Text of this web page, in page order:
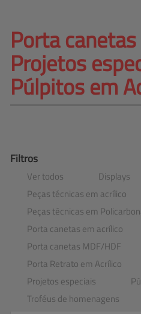
Porta
Projetos
Púlpitos em
Filtros
Ver todos Displays
Peças técnicas em acrílico
Peças técnicas em
Porta canetas em acrílico
Porta canetas MDF​/​HDF
Porta Retrato em Acrílico
Projetos especiais
Troféus de homenagens